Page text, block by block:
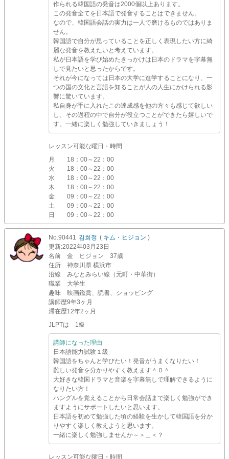
作られる韓国語の発音は2000個以上あります。
この発音全てを日本語で発音することはできません。
なので、韓国語会話の実力は一人で磨けるものではありま
せん。
韓国語で自分が思っていることを正しく表現したい方に綺
麗な発音を教えたいと考えています。
私が日本語を学び始めたきっかけは日本のドラマを字幕無
しで見たいと思ったからです。
それが今になっては日本の大学に進学することになり、一
つの国の文化と言語を知ることが人の人生にかけられる影
響に驚いています。
私自身が手に入れたこの達成感を他の方々も感じて欲しい
し、その過程の中で自分が役立つことができたら嬉しいで
す。一緒に楽しく勉強していきましょう！
レッスン可能な曜日・時間
月
18：00～22：00
火
18：00～22：00
水
18：00～22：00
木
18：00～22：00
金
09：00～22：00
土
09：00～22：00
日
09：00～22：00
No.90441 김희정 ( キム・ヒジョン )
更新:2022年03月23日
名前
金 ヒジョン 37歳
住所
神奈川県 横浜市
沿線
みなとみらい線（元町・中華街）
職業
大学生
趣味
映画鑑賞、読書、ショッピング
講師歴9年3ヶ月
滞在歴12年2ヶ月
JLPTは 1級
講師になった理由
日本語能力試験１級
韓国語をちゃんと学びたい！発音がうまくなりたい！
難しい発音を分かりやすく教えます＾０＾
大好きな韓国ドラマと音楽を字幕無しで理解できるように
なりたい方！
ハングルを覚えることから日常会話まで楽しく勉強ができ
ますようにサポートしたいと思います。
日本語を初めて勉強した頃の経験を生かして韓国語を分か
りやすく楽しく教えようと思います。
一緒に楽しく勉強しませんか～＞＿＜？
レッスン可能な曜日・時間